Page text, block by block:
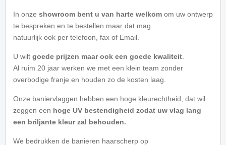
In onze showroom bent u van harte welkom om uw ontwerp
te bespreken en te bestellen maar dat mag
natuurlijk ook per telefoon, fax of Email.
U wilt goede prijzen maar ook een goede kwaliteit
Al ruim 20 jaar werken we met een klein team zonder
overbodige franje en houden zo de kosten laag.
Onze baniervlaggen hebben een hoge kleurechtheid, dat wil
zeggen een hoge UV bestendigheid zodat uw vlag lang
een briljante kleur zal behouden.
We bedrukken de banieren haarscherp op